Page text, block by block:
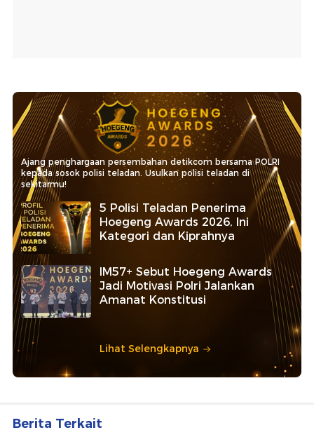
Ajang penghargaan persembahan detikcom bersama POLRI
kepada sosok polisi teladan. Usulkan polisi teladan di
sekitarmu!
5 Polisi Teladan Penerima
Hoegeng Awards 2026, Ini
Kategori dan Kiprahnya
IM57+ Sebut Hoegeng Awards
Jadi Motivasi Polri Jalankan
Amanat Konstitusi
Lihat Selengkapnya
Berita Terkait